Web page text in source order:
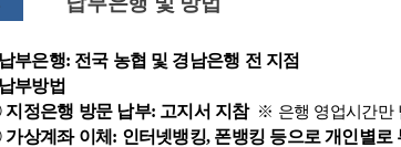
부은행: 전국 농협 및 경남은행 전 지점
부방법
지정은행 방문 납부: 고지서 지참 ※ 은행 영업시간만
가상계좌 이체: 인터넷뱅킹, 폰뱅킹 등으로 개인별로